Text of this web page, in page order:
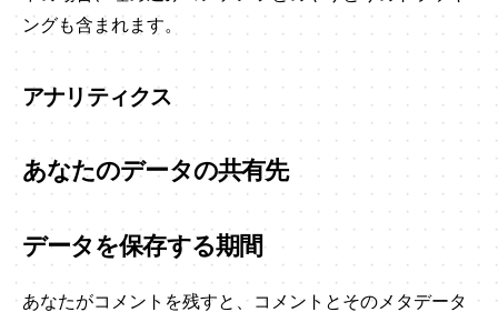
ングも含まれます。
アナリティクス
あなたのデータの共有先
データを保存する期間
あなたがコメントを残すと、コメントとそのメタデータ